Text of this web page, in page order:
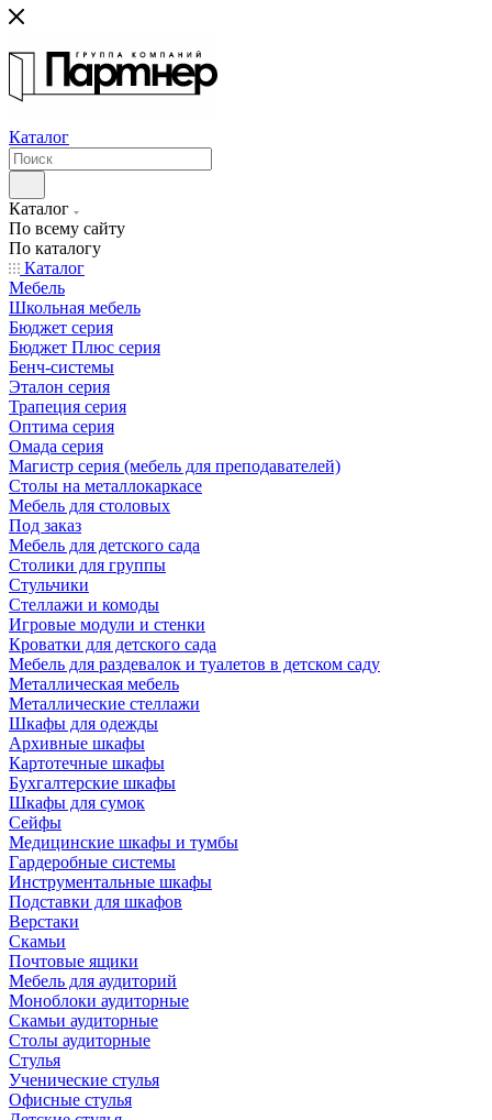
Каталог
Каталог
По всему сайту
По каталогу
Каталог
Мебель
Школьная мебель
Бюджет серия
Бюджет Плюс серия
Бенч-системы
Эталон серия
Трапеция серия
Оптима серия
Омада серия
Магистр серия (мебель для преподавателей)
Столы на металлокаркасе
Мебель для столовых
Под заказ
Мебель для детского сада
Столики для группы
Стульчики
Стеллажи и комоды
Игровые модули и стенки
Кроватки для детского сада
Мебель для раздевалок и туалетов в детском саду
Металлическая мебель
Металлические стеллажи
Шкафы для одежды
Архивные шкафы
Картотечные шкафы
Бухгалтерские шкафы
Шкафы для сумок
Сейфы
Медицинские шкафы и тумбы
Гардеробные системы
Инструментальные шкафы
Подставки для шкафов
Верстаки
Скамьи
Почтовые ящики
Мебель для аудиторий
Моноблоки аудиторные
Скамьи аудиторные
Столы аудиторные
Стулья
Ученические стулья
Офисные стулья